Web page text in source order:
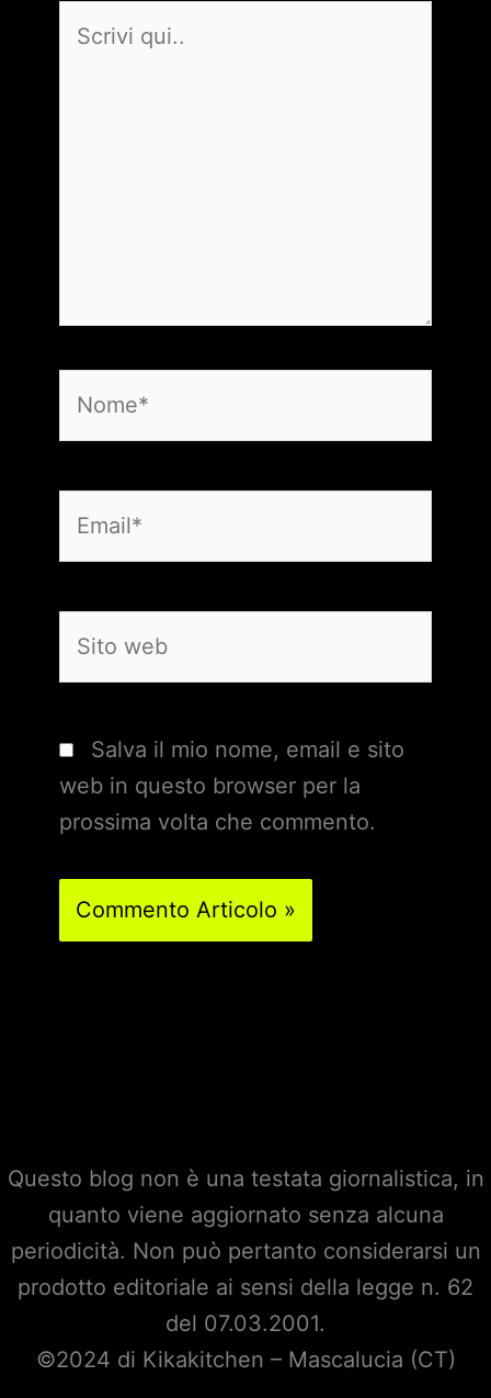
qui..
web
Salva il mio nome, email e sito
web in questo browser per la
prossima volta che commento.
Questo blog non è una testata giornalistica, in
quanto viene aggiornato senza alcuna
periodicità. Non può pertanto considerarsi un
prodotto editoriale ai sensi della legge n. 62
del 07.03.2001.
©2024 di Kikakitchen – Mascalucia (CT)